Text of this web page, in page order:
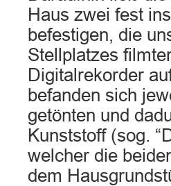
Haus zwei fest
befestigen, die
Stellplatzes
Digitalrekorder
befanden sich
getönten und
Kunststoff (sog.
welcher die
dem